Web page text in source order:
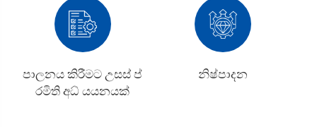
පාලනය කිරීමට උසස් ප්
රමිති අධ් යයනයක්
නිෂ්පාදන